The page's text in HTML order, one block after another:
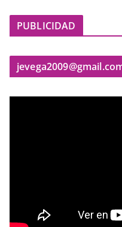
PUBLICIDAD